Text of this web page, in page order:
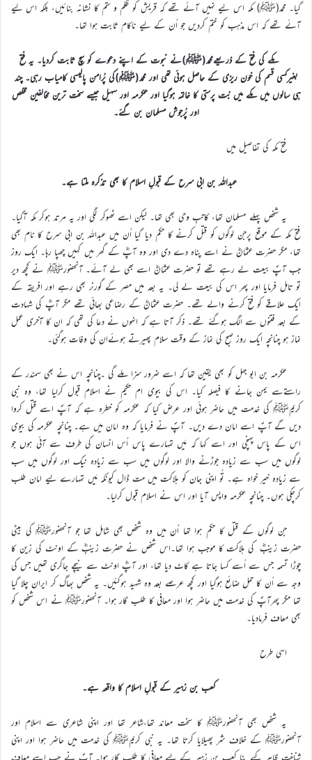
گیا۔ محمد(ﷺ) مکہ اس لیے نہیں آئے تھے کہ قریش کو ظلم و ستم کا نشانہ بنائیں، بلکہ اس لیے
آئے تھے کہ اس مذہب کو ختم کردیں جو اُن کے لیے ناکام ثابت ہوا تھا۔
مکے کی فتح کے ذریعےمحمد(ﷺ)نے نبوت کے اپنے دعوے کو سچ ثابت کردیا۔ یہ فتح
بغیرکسی قسم کی خون ریزی کے حاصل ہوئی تھی اور محمد(ﷺ)کی پُرامن پالیسی کامیاب رہی۔ چند
ہی سالوں میں مکے میں بُت پرستی کا خاتمہ ہوگیا اور عکرمہ اور سہیل جیسے سخت ترین مخالفین مخلص
اور پُرجوش مسلمان بن گئے۔
فتح مکہ کی تفاصیل میں
عبداللہ بن ابی سرح کے قبولِ اسلام کا بھی تذکرہ ملتا ہے۔
یہ شخص پہلے مسلمان تھا، کاتبِ وحی بھی تھا۔ لیکن اسے ٹھوکر لگی اور یہ مرتد ہوکر مکہ آگیا۔
فتح مکہ کے موقع پرجن لوگوں کو قتل کرنے کا حکم دیا گیا اُن میں عبداللہ بن ابی سرح کا نام بھی
تھا، مگر حضرت عثمانؓ نے اسے پناہ دے دی اور وہ آپؓ کے گھر میں کہیں چھپا رہا۔ ایک روز
جب آپؐ بیعت لے رہے تھے تو حضرت عثمانؓ اسے بھی لے آئے۔ آنحضورﷺ نے کچھ دیر
تو تامل فرمایا اور پھر اس کی بیعت لے لی۔ یہ بعد میں مصر کے گورنر بھی رہے اور افریقہ کے
ایک علاقے کو فتح کرنے والے تھے۔ حضرت عثمانؓ کے رضاعی بھائی تھے مگر آپؓ کی شہادت
کے بعد فتنوں سے الگ ہوگئے تھے۔ ذکر آتا ہے کہ انہوں نے دعا کی تھی کہ ان کا آخری عمل
نماز ہو چنانچہ ایک روز صبح کی نماز کے وقت سلام پھیرتے ہوئےان کی وفات ہوگئی۔
عکرمہ بن ابو جہل کو بھی یقین تھا کہ اسے ضرور سزا ملے گی ۔چنانچہ اس نے بھی سمندر کے
راستےسے یمن جانے کا فیصلہ کیا۔ اس کی بیوی ام حکیم نے اسلام قبول کرلیا تھا، وہ نبی
کریمﷺ کی خدمت میں حاضر ہوئی اور عرض کیا کہ عکرمہ کو خطرہ ہے کہ آپؐ اسے قتل کروا
دیں گے آپؐ اسے امان دے دیں۔ آپؐ نے فرمایا کہ وہ امان میں ہے۔ چنانچہ عکرمہ کی بیوی
اس کے پاس پہنچی اور اسے کہا کہ مَیں تمہارے پاس اُس انسان کی طرف سے آئی ہوں جو
لوگوں میں سب سے زیادہ جوڑنے والا اور لوگوں میں سب سے زیادہ نیک اور لوگوں میں سب
سے زیادہ خیر خواہ ہے۔ تُو اپنی جان کو ہلاکت میں مت ڈال کیونکہ مَیں تمہارے لیے امان طلب
کرچکی ہوں۔ چنانچہ عکرمہ واپس آیا اور اس نے اسلام قبول کرلیا۔
جن لوگوں کے قتل کا حکم ہوا تھا اُن میں وہ شخص بھی شامل تھا جو آنحضورﷺ کی بیٹی
حضرت زینبؓ کی ہلاکت کا موجب ہوا تھا۔اس شخص نے حضرت زینبؓ کے اونٹ کی زِین کا
چوڑا تسمہ جس سے اُسے کسا جاتا ہے کاٹ دیا تھا، اور آپؓ اونٹ سے نیچے جاگری تھیں جس کی
وجہ سے اُن کا حمل ضائع ہوگیا اور کچھ عرصے بعد وہ شہید ہوگئیں۔ یہ شخص بھاگ کر ایران چلا گیا
تھا مگر پھرآپؐ کی خدمت میں حاضر ہوا اور معافی کا طلب گار ہوا۔ آنحضورﷺ نے اس شخص کو
بھی معاف فرمادیا۔
اسی طرح
کعب بن زہیر کے قبولِ اسلام کا واقعہ ہے۔
یہ شخص بھی آنحضورﷺ کا سخت معاند تھا،شاعر تھا اور اپنی شاعری سے اسلام اور
آنحضورﷺ کے خلاف شر پھیلایا کرتا تھا۔ یہ نبی کریمﷺ کی خدمت میں حاضر ہوا اور اپنی
شناخت ظاہر کیے بِنا کعب بن زہیر کے لیے معافی کا طلب گار ہوا۔ آپؐ نے جب اسے معاف